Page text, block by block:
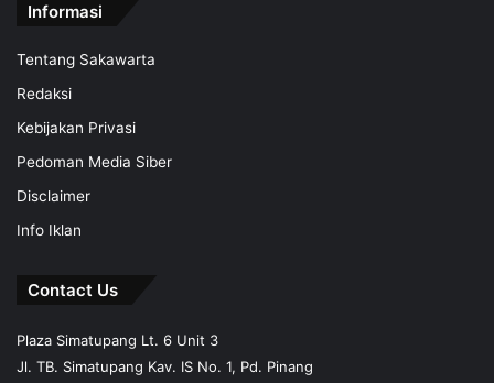
Informasi
Tentang Sakawarta
Redaksi
Kebijakan Privasi
Pedoman Media Siber
Disclaimer
Info Iklan
Contact Us
Plaza Simatupang Lt. 6 Unit 3
Jl. TB. Simatupang Kav. IS No. 1, Pd. Pinang